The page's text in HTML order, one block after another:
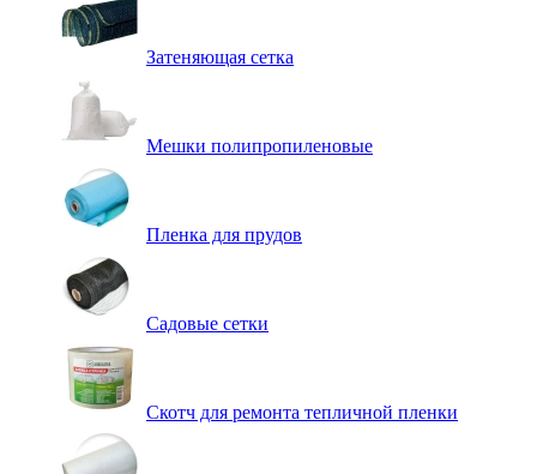
Затеняющая сетка
Мешки полипропиленовые
Пленка для прудов
Садовые сетки
Скотч для ремонта тепличной пленки